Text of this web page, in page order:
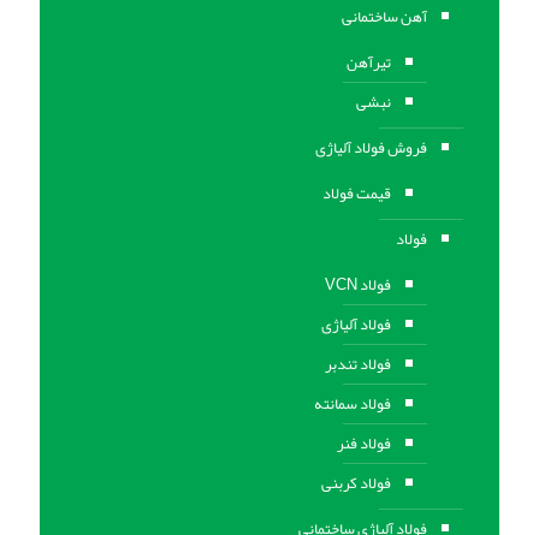
آهن ساختمانی
تیرآهن
نبشی
فروش فولاد آلیاژی
قیمت فولاد
فولاد
فولاد VCN
فولاد آلیاژی
فولاد تندبر
فولاد سمانته
فولاد فنر
فولاد کربنی